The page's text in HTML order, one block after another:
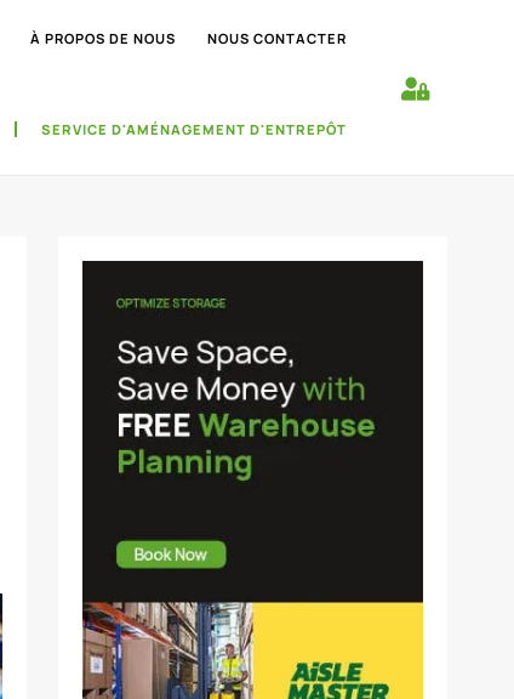
À PROPOS DE NOUS NOUS CONTACTER
SERVICE D'AMÉNAGEMENT D'ENTREPÔT